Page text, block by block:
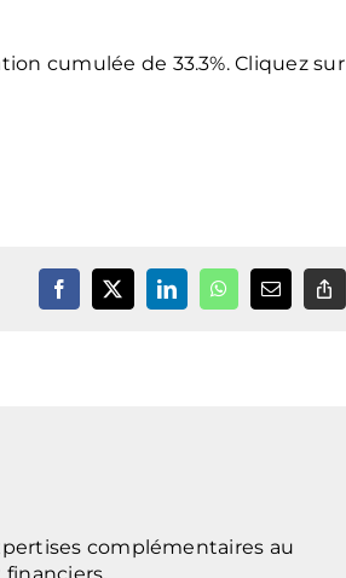
cumulée de 33.3%. Cliquez sur
complémentaires au